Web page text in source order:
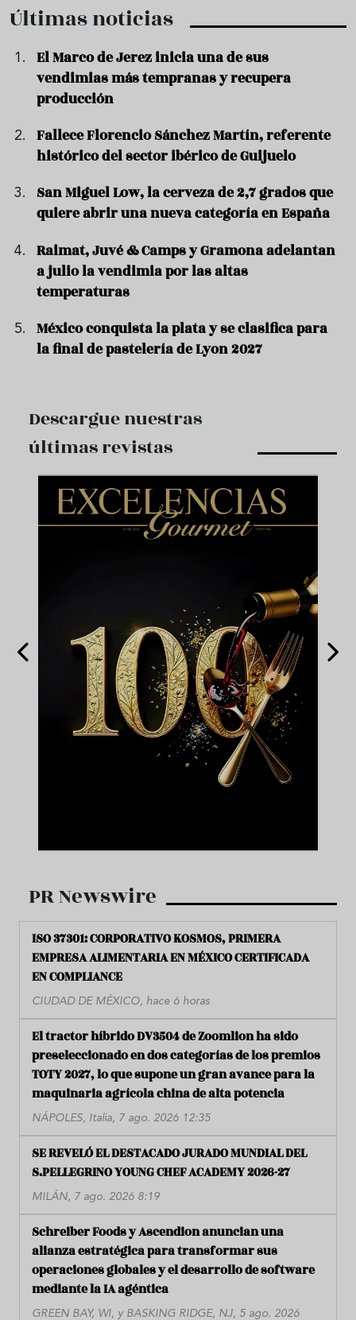
Últimas noticias
El Marco de Jerez inicia una de sus
vendimias más tempranas y recupera
producción
Fallece Florencio Sánchez Martín, referente
histórico del sector ibérico de Guijuelo
San Miguel Low, la cerveza de 2,7 grados que
quiere abrir una nueva categoría en España
Raimat, Juvé & Camps y Gramona adelantan
a julio la vendimia por las altas
temperaturas
México conquista la plata y se clasifica para
la final de pastelería de Lyon 2027
Descargue nuestras
últimas revistas
PR Newswire
ISO 37301: CORPORATIVO KOSMOS, PRIMERA
EMPRESA ALIMENTARIA EN MÉXICO CERTIFICADA
EN COMPLIANCE
CIUDAD DE MÉXICO, hace 6 horas
El tractor híbrido DV3504 de Zoomlion ha sido
preseleccionado en dos categorías de los premios
TOTY 2027, lo que supone un gran avance para la
maquinaria agrícola china de alta potencia
NÁPOLES, Italia, 7 ago. 2026 12:35
SE REVELÓ EL DESTACADO JURADO MUNDIAL DEL
S.PELLEGRINO YOUNG CHEF ACADEMY 2026-27
MILÁN, 7 ago. 2026 8:19
Schreiber Foods y Ascendion anuncian una
alianza estratégica para transformar sus
operaciones globales y el desarrollo de software
mediante la IA agéntica
GREEN BAY, WI, y BASKING RIDGE, NJ, 5 ago. 2026